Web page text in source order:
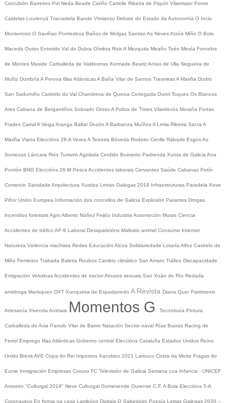
Corcubión Barreiros Pol Neda Beade Cariño Cartelle Ribeira de Piquín Vilarmaior Ponte
Caldelas Lourenzá Triacastela Bande Vimianzo Debate do Estado da Autonomía O Incio
Monterroso O Saviñao Pontedeva Baños de Molgas Santiso As NevesArzúa Miño O Bolo
Maceda Outes Entroido Val do Dubra Oímbra RoisA Mezquita Meaño Toén Mesía Fornelos
de Montes Maside Carballeda de Valdeorras Xermade BearizAntas de Ulla Negueira de
Muñiz Dumbría A Peroxa Illas AtlánticasA Baña Vilar de Santos TrasmirasA Mariña Dodro
San Sadurniño Castrelo do Val Chandrexa de Queixa Cortegada Ourol Toques Os Blancos
Ares Cabana de Bergantiños Sobrado Oroso A Pobra de Trives Vilardevós Moraña Portas
Frades CarralA Veiga Aranga Baltar Dozón A Barbanza MuíñosA Limia Ribeira Sacra A
Mariña Viana Eleccións 28-A Verea A Teixeira Bóveda Rodeiro Cenlle Rábade EsgosAs
Somozas Láncara Riós Turismo Agolada Cerdido Boimorto Padrenda Xunta de Galicia Ana
Pontón BNG Eleccións 26-M Pesca Accidentes laborais Cervantes Saúde Cabanas Petín
Comercio Sanidade Arquitectura Xustiza Letras Galegas 2019 Infraestruturas Paradela Xove
Piñor Unión Europea Información dos concellos de Galicia Explosión Paramos Drogas
Incendios forestaisAgro Alberto Núñez Feijóo Industria Automoción Muras Ciencia
Accidentes de tráfico AP-9 Laboral Desaparicións Maltrato animal Consumo Internet
Natureza Violencia machista Redes Educación Alcoa Solidariedade Lotaría Alfoz Castrelo de
Miño Feminino Trabada Baleira Roubos Cambio climático San Amaro Tráfico Discapacidade
Emigración VelutinasAccidentes de tractorAbusos sexuais San Xoán de Río Redada
antidroga Marisqueo DXT Xunqueira de Espadanedo A Revista Diana Quer Patrimonio
Artesanía Vivenda Animais Momentos G Tecnoloxía Pintura
Carballeda de Avia Parrulo Vilar de Barrio Natación Sector naval Rías Baixas Racing de
Ferrol Emprego Illas Atlánticas Goberno central Eleccións Cataluña Estados Unidos Reino
Unido BrexitAVE Copa do Rei Impostos Xacobeo 2021 Larouco Costa da Morte Fragas do
Eume Inmigración Empresas Coruxo FC Televisión de Galicia Semana coa Infancia - UNICEF
Amoeiro "Culturgal 2019" Neve Culturgal Gomesende Ourense C.F. A Bola Eleccións 5-A
Coronavirus En forma na casa Lambóns Dixitais O Sabedoiro Poesía Letras Galegas 2020 --